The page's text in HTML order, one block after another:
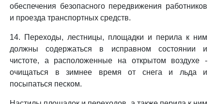
обеспечения безопасного передвижения работников
и проезда транспортных средств.
14. Переходы, лестницы, площадки и перила к ним
должны содержаться в исправном состоянии и
чистоте, а расположенные на открытом воздухе -
очищаться в зимнее время от снега и льда и
посыпаться песком.